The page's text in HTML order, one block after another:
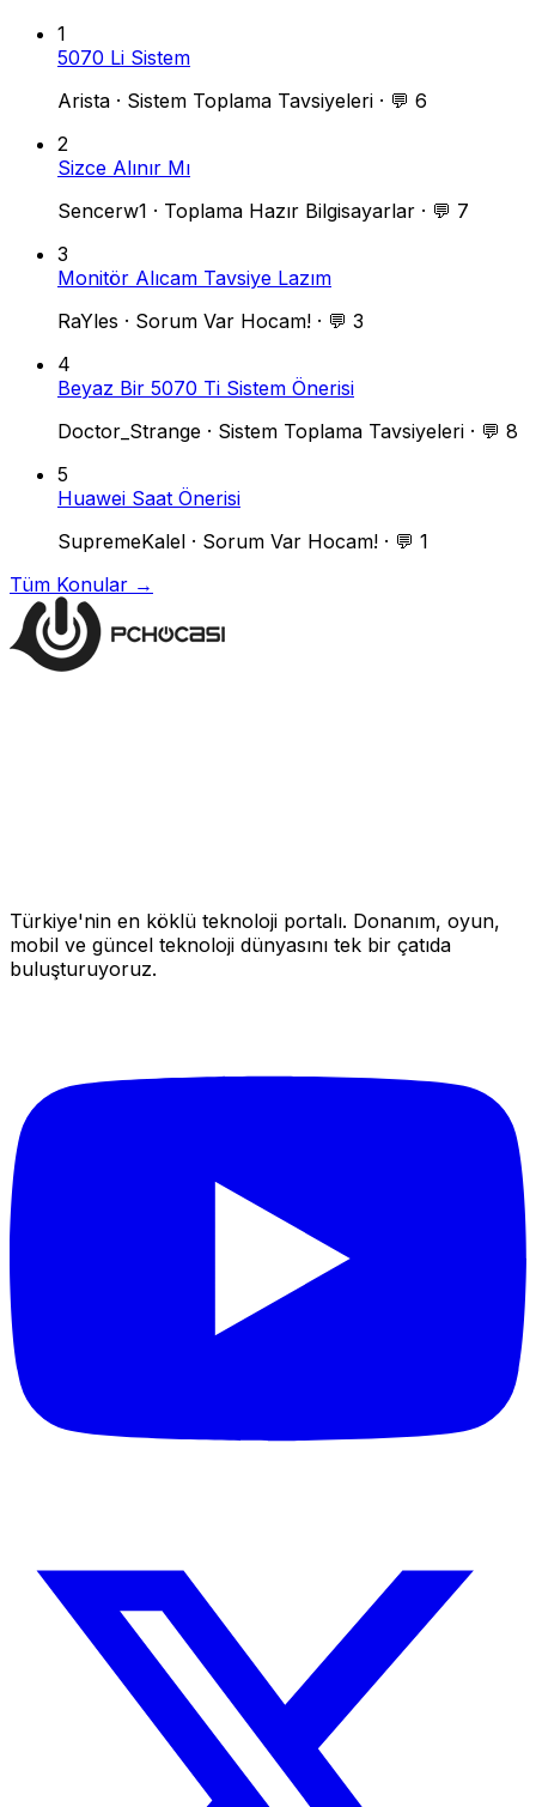
1
5070 Li Sistem
Arista · Sistem Toplama Tavsiyeleri · 💬 6
2
Sizce Alınır Mı
Sencerw1 · Toplama Hazır Bilgisayarlar · 💬 7
3
Monitör Alıcam Tavsiye Lazım
RaYles · Sorum Var Hocam! · 💬 3
4
Beyaz Bir 5070 Ti Sistem Önerisi
Doctor_Strange · Sistem Toplama Tavsiyeleri · 💬 8
5
Huawei Saat Önerisi
SupremeKalel · Sorum Var Hocam! · 💬 1
Tüm Konular →
Türkiye'nin en köklü teknoloji portalı. Donanım, oyun,
mobil ve güncel teknoloji dünyasını tek bir çatıda
buluşturuyoruz.